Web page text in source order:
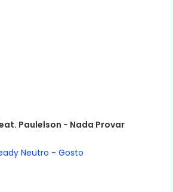
Paulelson - Nada Provar